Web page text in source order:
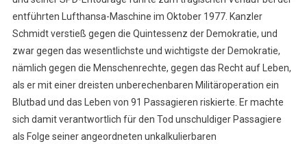
entführten Lufthansa-Maschine im Oktober 1977. Kanzler
Schmidt verstieß gegen die Quintessenz der Demokratie, und
zwar gegen das wesentlichste und wichtigste der Demokratie,
nämlich gegen die Menschenrechte, gegen das Recht auf Leben,
als er mit einer dreisten unberechenbaren Militäroperation ein
Blutbad und das Leben von 91 Passagieren riskierte. Er machte
sich damit verantwortlich für den Tod unschuldiger Passagiere
als Folge seiner angeordneten unkalkulierbaren